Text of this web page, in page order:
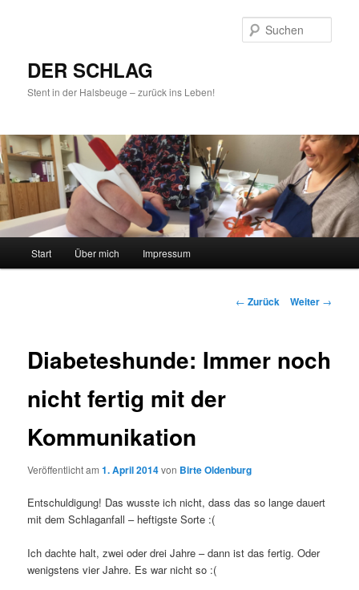
DER SCHLAG
Stent in der Halsbeuge – zurück ins Leben!
Zum
Start Über mich Impressum
Beitrags-
← Zurück Weiter →
Diabeteshunde: Immer noch
nicht fertig mit der
Kommunikation
Veröffentlicht am1. April 2014von Birte Oldenburg
Entschuldigung! Das wusste ich nicht, dass das so lange dauert
mit dem Schlaganfall – heftigste Sorte :(
Ich dachte halt, zwei oder drei Jahre – dann ist das fertig. Oder
wenigstens vier Jahre. Es war nicht so :(